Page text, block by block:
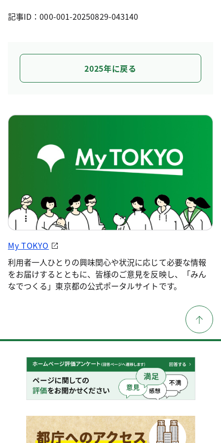
記事ID：000-001-20250829-043140
2025年に戻る
My TOKYO
利用者一人ひとりの興味関心や状況に応じて必要な情報
をお届けするとともに、皆様のご意見を反映し、「みん
なでつくる」東京都の公式ポータルサイトです。